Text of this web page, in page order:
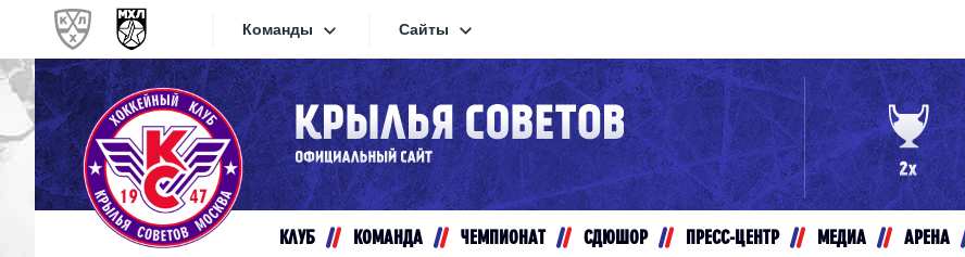
Команды
Конференция «Запад»
Дивизион Золотой
Академия Михайлова
Конференция «Восток»
Дивизион Золотой
Авто
Сайты
Сайты
Видеотрансляции
Хайлайты
КЛУБ КОМАНДА ЧЕМПИОНАТ СДЮШОР ПРЕСС-ЦЕНТР МЕДИА АРЕНА